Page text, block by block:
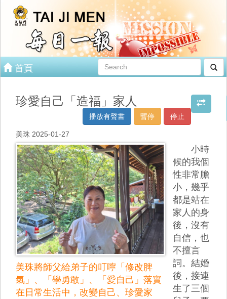
首頁
珍愛自己「造福」家人
停止
暫停
播放有聲書
美珠 2025-01-27
美珠將師父給弟子的叮嚀「修改脾
氣」、「學勇敢」、「愛自己」落實
在日常生活中，改變自己、珍愛家
小時
候的我個
性非常膽
小，幾乎
都是站在
家人的身
後，沒有
自信，也
不擅言
詞。結婚
後，接連
生了三個